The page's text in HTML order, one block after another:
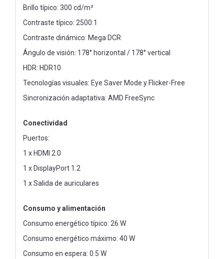
Brillo típico: 300 cd/m²
Contraste típico: 2500:1
Contraste dinámico: Mega DCR
Ángulo de visión: 178° horizontal / 178° vertical
HDR: HDR10
Tecnologías visuales: Eye Saver Mode y Flicker-Free
Sincronización adaptativa: AMD FreeSync
Conectividad
Puertos:
1 x HDMI 2.0
1 x DisplayPort 1.2
1 x Salida de auriculares
Consumo y alimentación
Consumo energético típico: 26 W
Consumo energético máximo: 40 W
Consumo en espera: 0.5 W